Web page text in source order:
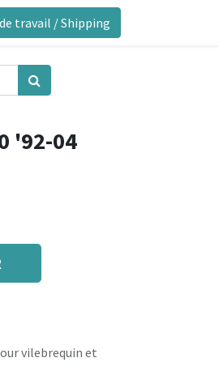
travail / Shipping
'92-04
vilebrequin et